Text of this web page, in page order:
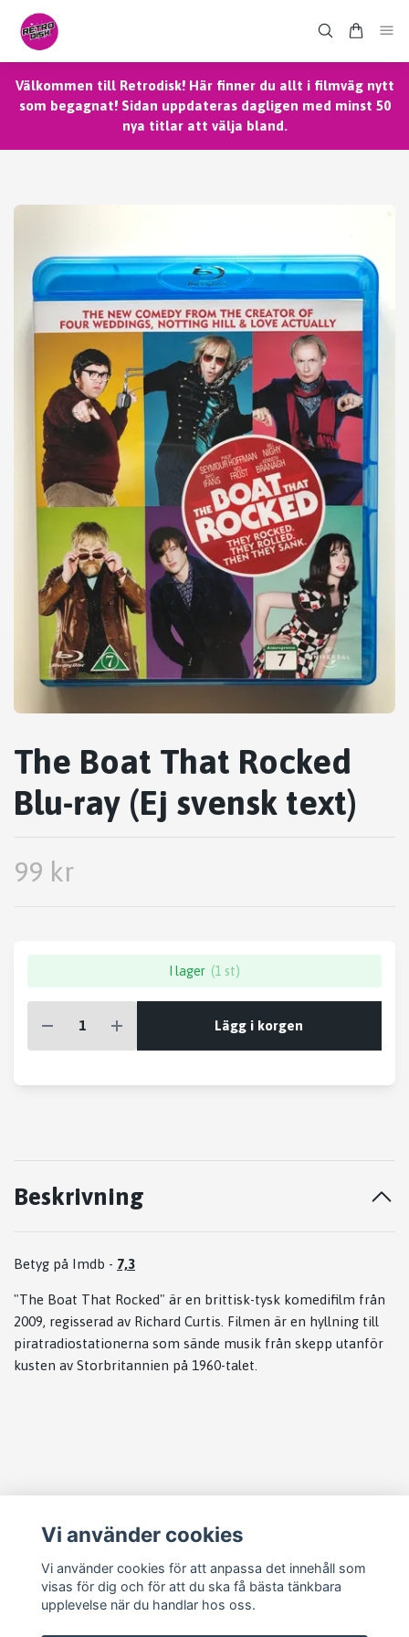
Välkommen till Retrodisk! Här finner du allt i filmväg nytt
som begagnat! Sidan uppdateras dagligen med minst 50
nya titlar att välja bland.
The Boat That Rocked
Blu-ray (Ej svensk text)
99 kr
I lager (1 st)
Lägg i korgen
Beskrivning
Betyg på Imdb - 7,3
"The Boat That Rocked" är en brittisk-tysk komedifilm från
2009, regisserad av Richard Curtis. Filmen är en hyllning till
piratradiostationerna som sände musik från skepp utanför
kusten av Storbritannien på 1960-talet.
Köpvillkor
Kontakt
Cookie Concent
Vi använder cookies
Vi använder cookies för att anpassa det innehåll som
visas för dig och för att du ska få bästa tänkbara
upplevelse när du handlar hos oss.